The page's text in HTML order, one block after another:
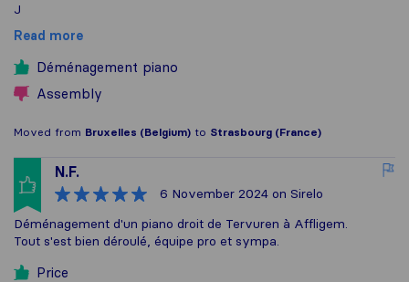
J
Read more
Déménagement piano
Assembly
Moved from Bruxelles (Belgium) to Strasbourg (France)
N.F.
6 November 2024 on Sirelo
Déménagement d'un piano droit de Tervuren à Affligem.
Tout s'est bien déroulé, équipe pro et sympa.
Price